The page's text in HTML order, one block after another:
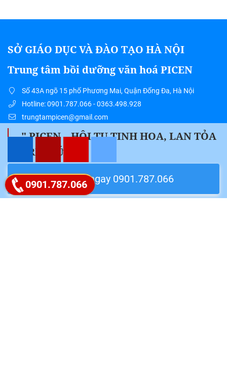
" PICEN – HỘI TỤ TINH HOA, LAN TỎA
TRI THỨC "
Liên hệ ngay 0901.787.066
SỞ GIÁO DỤC VÀ ĐÀO TẠO HÀ NỘI
Trung tâm bồi dưỡng văn hoá PICEN
Số 43A ngõ 15 phố Phương Mai, Quận Đống Đa, Hà Nội
Hotline: 0901.787.066 - 0363.498.928
trungtampicen@gmail.com
Google map
0901.787.066